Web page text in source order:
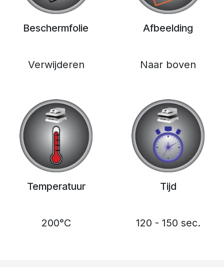
Beschermfolie
Verwijderen
Afbeelding
Naar boven
Temperatuur
200°C
Tijd
120 - 150 sec.